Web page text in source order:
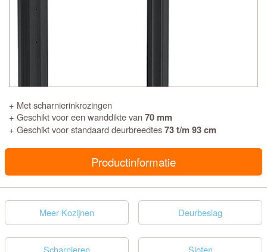
+ Met scharnierinkrozingen
+ Geschikt voor een wanddikte van70 mm
+ Geschikt voor standaard deurbreedtes73 t/m 93 cm
Productinformatie
Meer Kozijnen Deurbeslag
Scharnieren Sloten